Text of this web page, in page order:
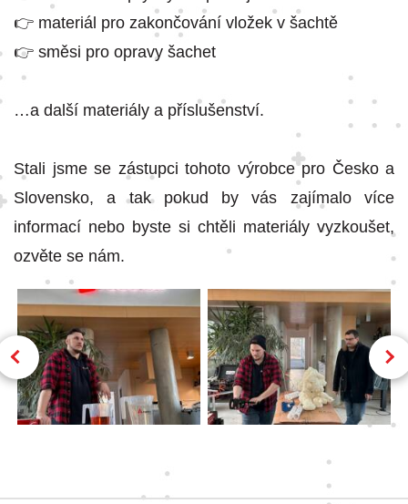
👉 materiál pro zakončování vložek v šachtě
👉 směsi pro opravy šachet
…a další materiály a příslušenství.
Stali jsme se zástupci tohoto výrobce pro Česko a
Slovensko, a tak pokud by vás zajímalo více
informací nebo byste si chtěli materiály vyzkoušet,
ozvěte se nám.